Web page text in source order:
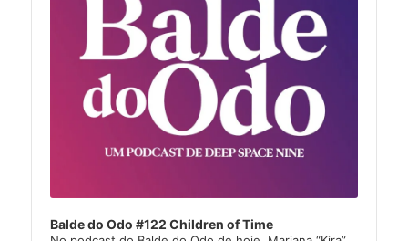
Balde do Odo #122 Children of Time